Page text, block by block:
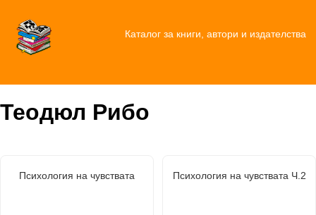
Каталог за книги, автори и издателства
Теодюл Рибо
Психология на чувствата Психология на чувствата Ч.2